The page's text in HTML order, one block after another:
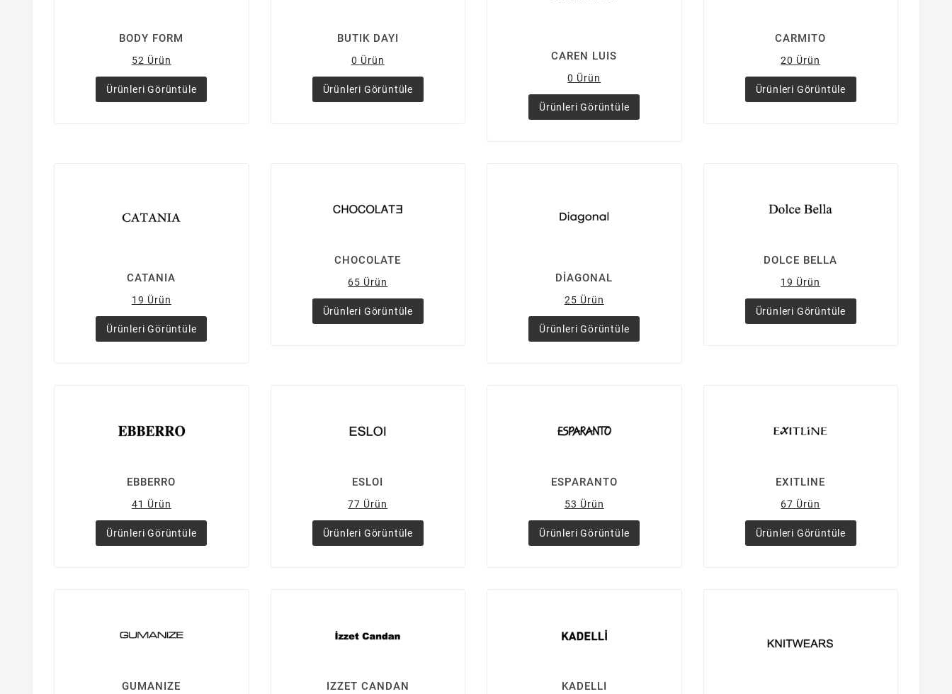
BODY FORM
52 Ürün
Ürünleri Görüntüle
BUTIK DAYI
0 Ürün
Ürünleri Görüntüle
CAREN LUIS
0 Ürün
Ürünleri Görüntüle
CARMITO
20 Ürün
Ürünleri Görüntüle
CATANIA
19 Ürün
Ürünleri Görüntüle
CHOCOLATE
65 Ürün
Ürünleri Görüntüle
DİAGONAL
25 Ürün
Ürünleri Görüntüle
DOLCE BELLA
19 Ürün
Ürünleri Görüntüle
EBBERRO
41 Ürün
Ürünleri Görüntüle
ESLOI
77 Ürün
Ürünleri Görüntüle
ESPARANTO
53 Ürün
Ürünleri Görüntüle
EXITLINE
67 Ürün
Ürünleri Görüntüle
GUMANIZE IZZET CANDAN KADELLI